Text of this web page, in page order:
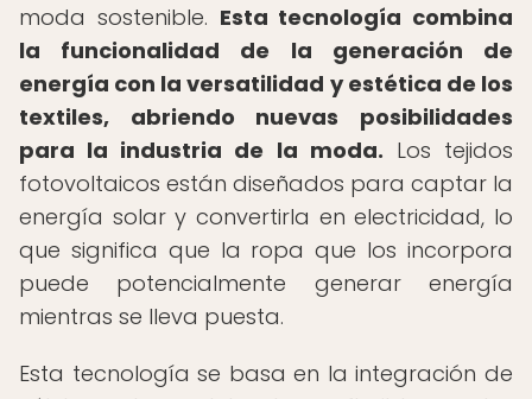
moda sostenible. Esta tecnología combina
la funcionalidad de la generación de
energía con la versatilidad y estética de los
textiles, abriendo nuevas posibilidades
para la industria de la moda. Los tejidos
fotovoltaicos están diseñados para captar la
energía solar y convertirla en electricidad, lo
que significa que la ropa que los incorpora
puede potencialmente generar energía
mientras se lleva puesta.
Esta tecnología se basa en la integración de